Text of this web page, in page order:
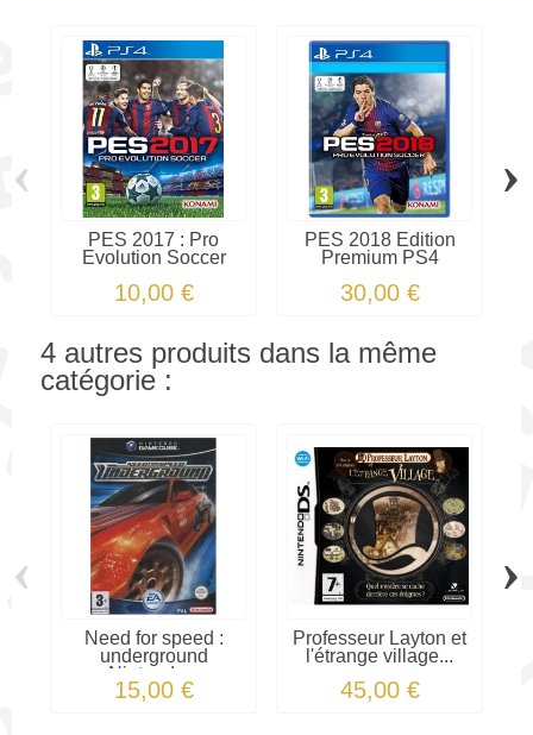
PES 2017 : Pro
Evolution Soccer
10,00 €
PES 2018 Edition
Premium PS4
30,00 €
‹ ›
4 autres produits dans la même
catégorie :
Need for speed :
underground
Nintendo...
15,00 €
Professeur Layton et
l'étrange village...
45,00 €
‹ ›